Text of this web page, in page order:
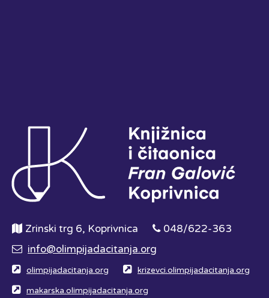
Zrinski trg 6, Koprivnica
048/622-363
info@olimpijadacitanja.org
olimpijadacitanja.org krizevci.olimpijadacitanja.org
makarska.olimpijadacitanja.org